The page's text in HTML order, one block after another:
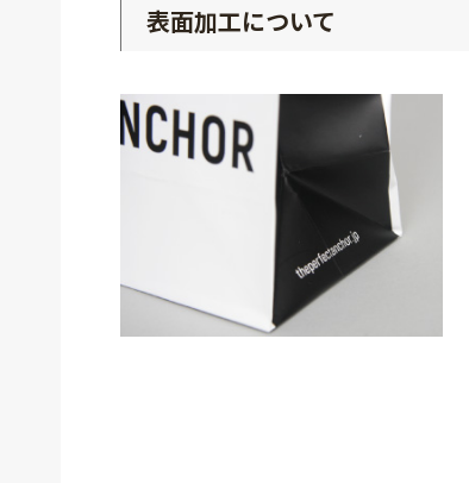
表面加工について